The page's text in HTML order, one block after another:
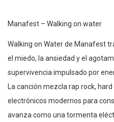
Manafest – Walking on water
Walking on Water de Manafest
el miedo, la ansiedad y el
supervivencia impulsado por
La canción mezcla rap rock,
electrónicos modernos para
avanza como una tormenta